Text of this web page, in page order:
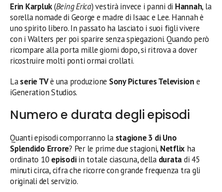
Erin Karpluk(Being Erica) vestirà invece i panni di Hannah, la
sorella nomade di George e madre di Isaac e Lee. Hannah è
uno spirito libero. In passato ha lasciato i suoi figli vivere
con i Walters per poi sparire senza spiegazioni. Quando però
ricompare alla porta mille giorni dopo, si ritrova a dover
ricostruire molti ponti ormai crollati.
Laserie TVè una produzione Sony Pictures Televisione
iGeneration Studios.
Numero e durata degli episodi
Quanti episodi comporranno la stagione 3 di Uno
Splendido Errore? Per le prime due stagioni, Netflix ha
ordinato 10 episodiin totale ciascuna, della duratadi 45
minuti circa, cifra che ricorre con grande frequenza tra gli
originali del servizio.